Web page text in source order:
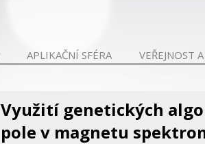
APLIKAČNÍ SFÉRA VEŘEJNOST
Využití genetických
pole v magnetu